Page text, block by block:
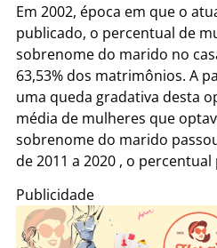
Em 2002, época em que o
publicado, o percentual de
sobrenome do marido no
63,53% dos matrimônios. A
uma queda gradativa desta
média de mulheres que
sobrenome do marido
de 2011 a 2020 , o percentual
Publicidade